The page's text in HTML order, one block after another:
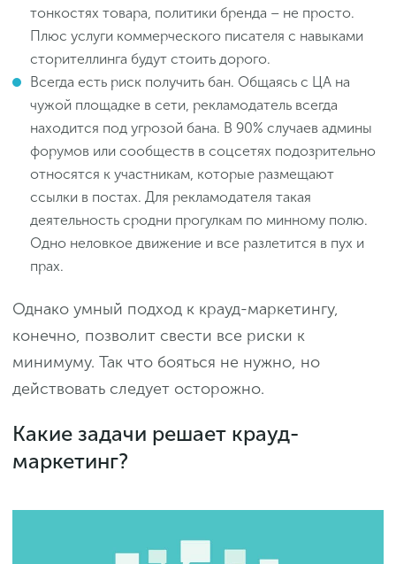
тонкостях товара, политики бренда – не просто.
Плюс услуги коммерческого писателя с навыками
сторителлинга будут стоить дорого.
Всегда есть риск получить бан. Общаясь с ЦА на
чужой площадке в сети, рекламодатель всегда
находится под угрозой бана. В 90% случаев админы
форумов или сообществ в соцсетях подозрительно
относятся к участникам, которые размещают
ссылки в постах. Для рекламодателя такая
деятельность сродни прогулкам по минному полю.
Одно неловкое движение и все разлетится в пух и
прах.
Однако умный подход к крауд-маркетингу,
конечно, позволит свести все риски к
минимуму. Так что бояться не нужно, но
действовать следует осторожно.
Какие задачи решает крауд-
маркетинг?